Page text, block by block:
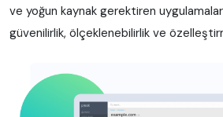
ve yoğun kaynak gerektiren
güvenilirlik, ölçeklenebilirlik ve